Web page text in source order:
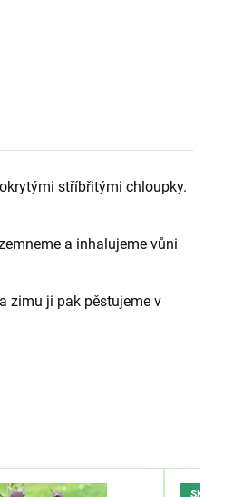
stříbřitými chloupky.
a inhalujeme vůni
zimu ji pak pěstujeme v